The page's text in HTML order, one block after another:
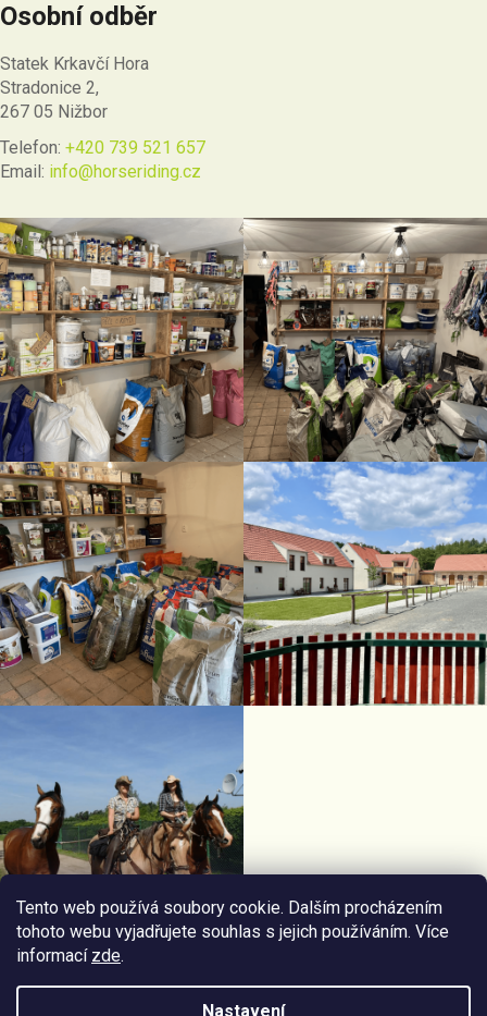
Tento web používá soubory cookie. Dalším procházením
tohoto webu vyjadřujete souhlas s jejich používáním. Více
informací zde.
Nastavení
Osobní odběr
Statek Krkavčí Hora
Stradonice 2,
267 05 Nižbor
Telefon: +420 739 521 657
Email: info@horseriding.cz